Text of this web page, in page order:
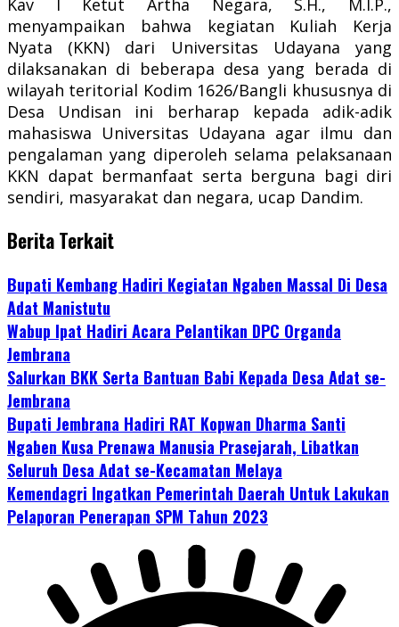
Kav I Ketut Artha Negara, S.H., M.I.P.,
menyampaikan bahwa kegiatan Kuliah Kerja
Nyata (KKN) dari Universitas Udayana yang
dilaksanakan di beberapa desa yang berada di
wilayah teritorial Kodim 1626/Bangli khususnya di
Desa Undisan ini berharap kepada adik-adik
mahasiswa Universitas Udayana agar ilmu dan
pengalaman yang diperoleh selama pelaksanaan
KKN dapat bermanfaat serta berguna bagi diri
sendiri, masyarakat dan negara, ucap Dandim.
Berita Terkait
Bupati Kembang Hadiri Kegiatan Ngaben Massal Di Desa
Adat Manistutu
Wabup Ipat Hadiri Acara Pelantikan DPC Organda
Jembrana
Salurkan BKK Serta Bantuan Babi Kepada Desa Adat se-
Jembrana
Bupati Jembrana Hadiri RAT Kopwan Dharma Santi
Ngaben Kusa Prenawa Manusia Prasejarah, Libatkan
Seluruh Desa Adat se-Kecamatan Melaya
Kemendagri Ingatkan Pemerintah Daerah Untuk Lakukan
Pelaporan Penerapan SPM Tahun 2023